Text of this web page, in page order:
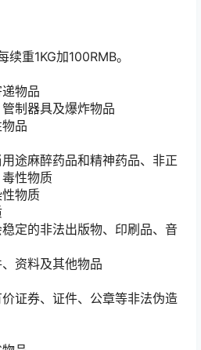
重1KG加100RMB。
物品
制器具及爆炸物品
品
途麻醉药品和精神药品、非正
性物质
物质
定的非法出版物、印刷品、音
资料及其他物品
证券、证件、公章等非法伪造